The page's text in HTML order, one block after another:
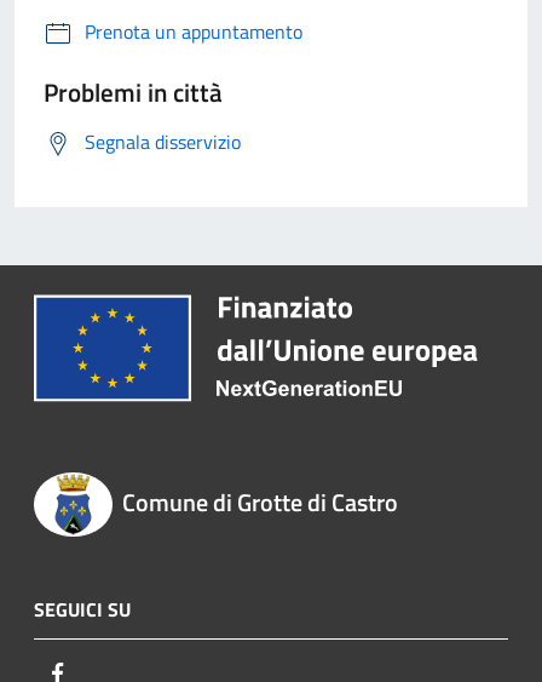
Prenota un appuntamento
Problemi in città
Segnala disservizio
Comune di Grotte di Castro
SEGUICI SU